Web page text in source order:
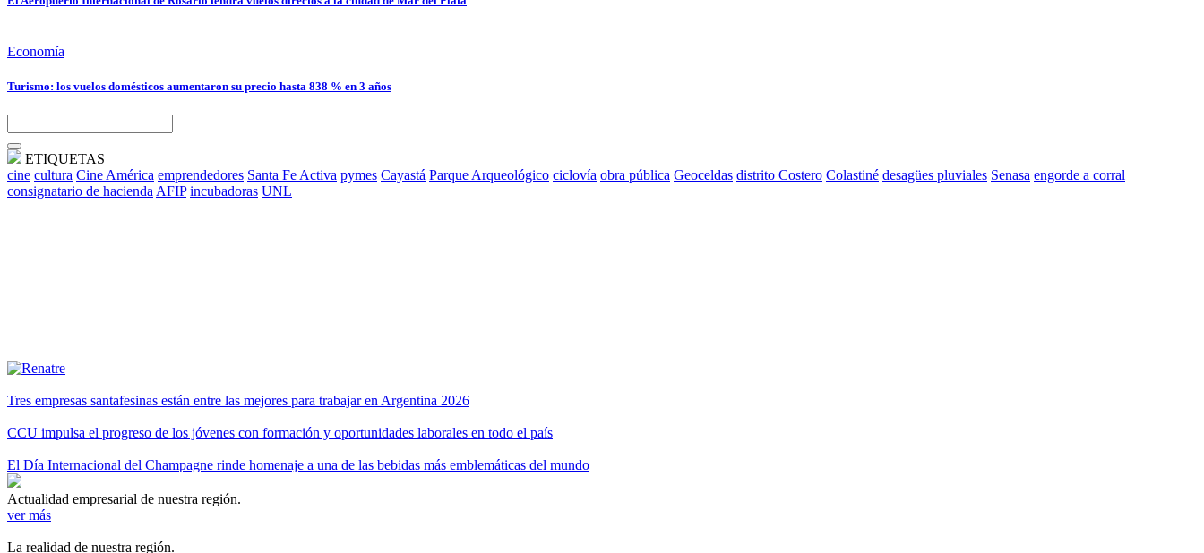
Economía
Turismo: los vuelos domésticos aumentaron su precio hasta 838 % en 3 años
ETIQUETAS
cine cultura Cine América emprendedores Santa Fe Activa pymes Cayastá Parque Arqueológico ciclovía obra pública Geoceldas distrito Costero Colastiné desagües pluviales Senasa engorde a corral
consignatario de hacienda AFIP incubadoras UNL
Tres empresas santafesinas están entre las mejores para trabajar en Argentina 2026
CCU impulsa el progreso de los jóvenes con formación y oportunidades laborales en todo el país
El Día Internacional del Champagne rinde homenaje a una de las bebidas más emblemáticas del mundo
Actualidad empresarial de nuestra región.
ver más
La realidad de nuestra región.